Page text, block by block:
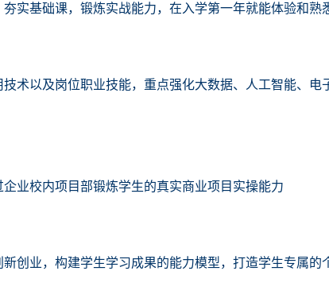
实基础课，锻炼实战能力，在入学第一年就能体验和
术以及岗位职业技能，重点强化大数据、人工智能、
业校内项目部锻炼学生的真实商业项目实操能力
创业，构建学生学习成果的能力模型，打造学生专属的